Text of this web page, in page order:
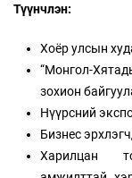
Түүнчлэн:
Хоёр улсын
“Монгол-
зохион
Нүүрсний
Бизнес
Харилцан